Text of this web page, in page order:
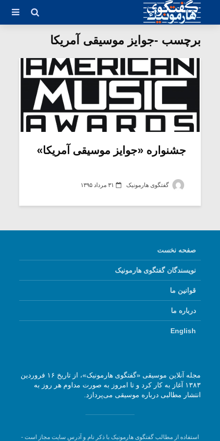
برچسب -جوایز موسیقی آمریکا
جشنواره «جوایز موسیقی آمریکا»
گفتگوی هارمونیک ۳۱ مرداد ۱۳۹۵
صفحه نخست
نویسندگان گفتگوی هارمونیک
قوانین ما
درباره ما
English
مجله آنلاین موسیقی «گفتگوی هارمونیک»، از تاریخ ۱۶ فروردین
۱۳۸۳ آغاز به کار کرد و تا امروز به صورت مداوم هر روز به
انتشار مطالبی درباره موسیقی می‌پردازد.
استفاده از مطالب گفتگوی هارمونیک با ذکر نام و آدرس سایت مجاز است -